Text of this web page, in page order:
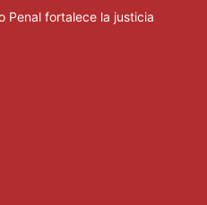
Penal fortalece la justicia